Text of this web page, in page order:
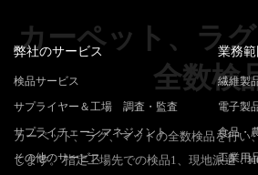
カーペット、ラ
全数検
カーペット、ラグ、マットの全数検品を行い
します。 指定工場先での検品1、現地派遣：
弊社のサービス
検品サービス
サプライヤー＆工場 調査・監査
サプライチェーンマネジメント
その他のサービス
業務範
繊維製
電子製
食品・
工業用